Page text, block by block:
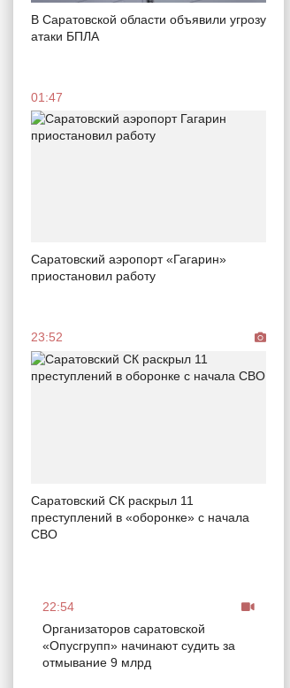
В Саратовской области объявили угрозу
атаки БПЛА
01:47
Саратовский аэропорт «Гагарин»
приостановил работу
23:52
Саратовский СК раскрыл 11
преступлений в «оборонке» с начала
СВО
22:54
Организаторов саратовской
«Опусгрупп» начинают судить за
отмывание 9 млрд